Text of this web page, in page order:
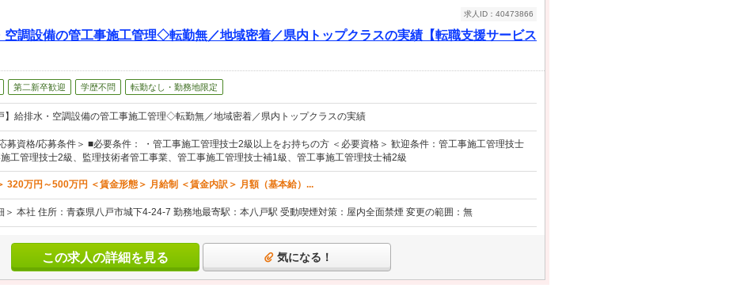
空調設備の管工事施工管理◇転勤無／地域密着／県内トップクラスの実績【転職支援サービス
求人ID：40473866
第二新卒歓迎 学歴不問 転勤なし・勤務地限定
】給排水・空調設備の管工事施工管理◇転勤無／地域密着／県内トップクラスの実績
募資格/応募条件＞ ■必要条件： ・管工事施工管理技士2級以上をお持ちの方 ＜必要資格＞ 歓迎条件：管工事施工管理技士
工管理技士2級、監理技術者管工事業、管工事施工管理技士補1級、管工事施工管理技士補2級
320万円～500万円 ＜賃金形態＞ 月給制 ＜賃金内訳＞ 月額（基本給）...
＞ 本社 住所：青森県八戸市城下4-24-7 勤務地最寄駅：本八戸駅 受動喫煙対策：屋内全面禁煙 変更の範囲：無
この求人の詳細を見る 気になる！